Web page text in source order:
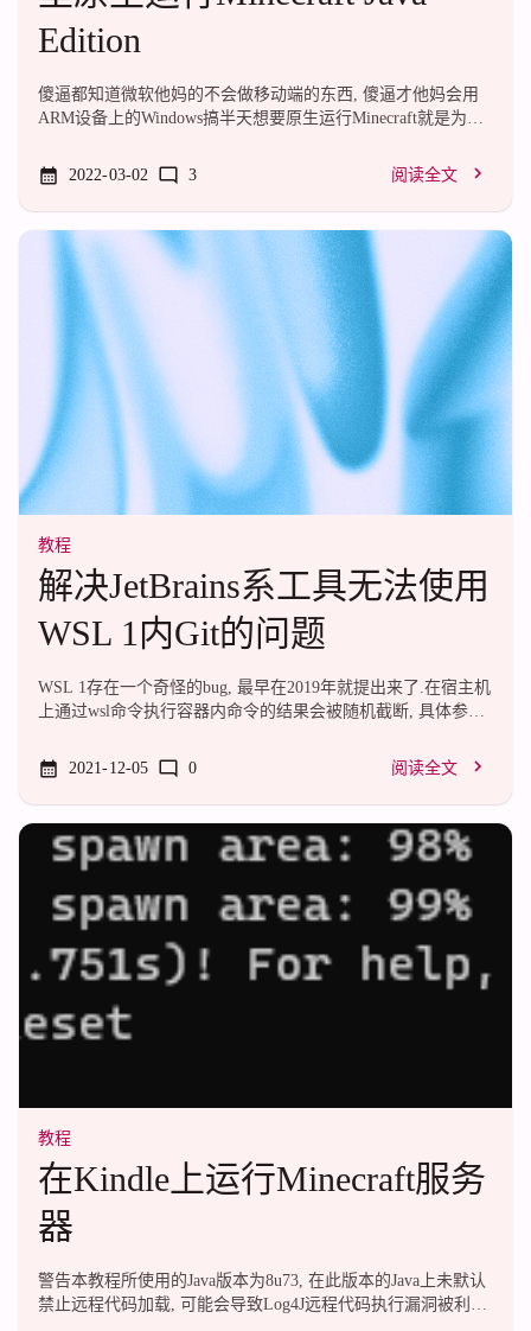
Edition
傻逼都知道微软他妈的不会做移动端的东西, 傻逼才他妈会用
ARM设备上的Windows搞半天想要原生运行Minecraft就是为了
妈的OpenGL, 还得去下载他妈的兼容包转成他妈的DirectX 12
才能他妈的跑.典型的跨平台跨了他妈个寂寞.越想越气, 懒得写
了.简单说一下:从https://bell-sw.com/pages/downloads/#/java-17-
current下载JRE 17, 选择Windows ARM64.从微软商店下载
OpenCL™ 和 OpenGL® 兼容包, 安装完成后无需重启.建议使用
HMCL启...
2022-03-02 3 阅读全文
教程
解决JetBrains系工具无法使用
WSL 1内Git的问题
WSL 1存在一个奇怪的bug, 最早在2019年就提出来了.在宿主机
上通过wsl命令执行容器内命令的结果会被随机截断, 具体参考
JetBrains系工具无法使用WSL 1内的Git. JetBrains会默认使用宿
主机上的Git, 但是如果Git上有commit hook, 就会出现找不到命
令的尴尬情况.但是在上面那个链接里提供了一个简单的trick去
解决这个问题:在IDE注册表里启用WSL1内Git的支持: 顶栏->帮
助->查找操作->注册表(Registr...
2021-12-05 0 阅读全文
教程
在Kindle上运行Minecraft服务
器
警告本教程所使用的Java版本为8u73, 在此版本的Java上未默认
禁止远程代码加载, 可能会导致Log4J远程代码执行漏洞被利用